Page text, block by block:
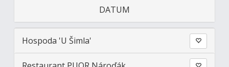
DATUM
Hospoda 'U Šimla'